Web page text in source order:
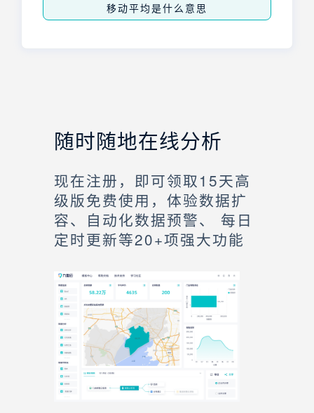
移动平均是什么意思
随时随地在线分析
现在注册，即可领取15天高
级版免费使用，体验数据扩
容、自动化数据预警、 每日
定时更新等20+项强大功能